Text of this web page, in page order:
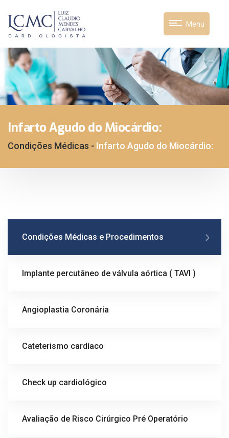
Menu
Infarto Agudo do Miocárdio:
Condições Médicas - Infarto Agudo do Miocárdio:
Condições Médicas e Procedimentos
Implante percutâneo de válvula aórtica ( TAVI )
Angioplastia Coronária
Cateterismo cardíaco
Check up cardiológico
Avaliação de Risco Cirúrgico Pré Operatório